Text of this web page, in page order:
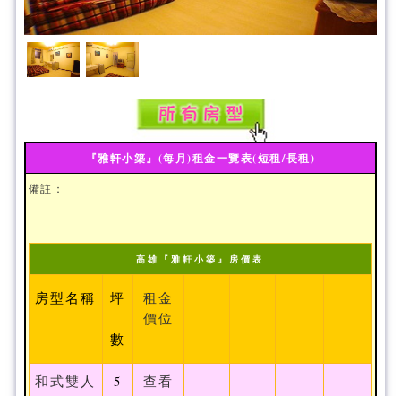
『雅軒小築』(每月)租金一覽表(短租/長租)
備註：
高雄『雅軒小築』房價表
房型名稱 坪
數
租金
價位
和式雙人
5
查看